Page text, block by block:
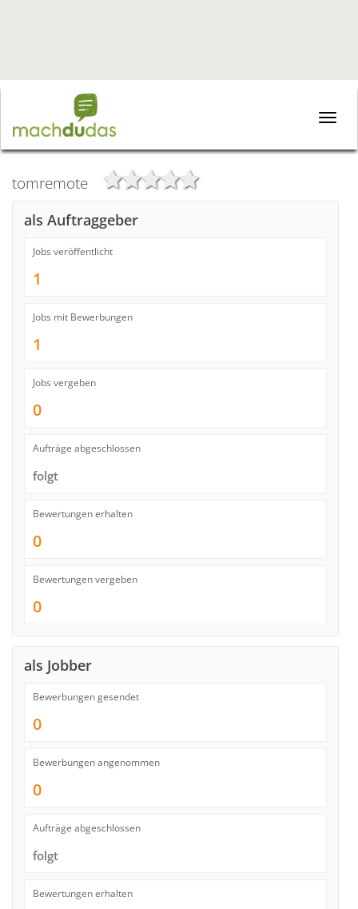
Toggle
tomremote
als Auftraggeber
Jobs veröffentlicht
1
Jobs mit Bewerbungen
1
Jobs vergeben
0
Aufträge abgeschlossen
folgt
Bewertungen erhalten
0
Bewertungen vergeben
0
als Jobber
Bewerbungen gesendet
0
Bewerbungen angenommen
0
Aufträge abgeschlossen
folgt
Bewertungen erhalten